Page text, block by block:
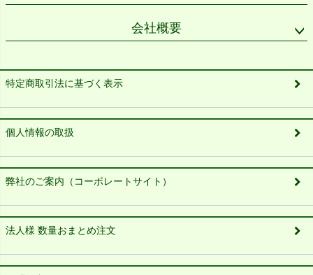
会社概要
特定商取引法に基づく表示
個人情報の取扱
弊社のご案内（コーポレートサイト）
法人様 数量おまとめ注文